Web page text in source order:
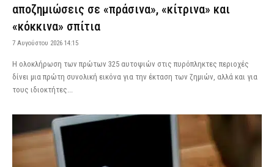
αποζημιώσεις σε «πράσινα», «κίτρινα» και
«κόκκινα» σπίτια
7 Αυγούστου 2026 14:15
Η ολοκλήρωση των πρώτων 325 αυτοψιών στις πυρόπληκτες περιοχές
δίνει μια πρώτη συνολική εικόνα για την έκταση των ζημιών, αλλά και για
τους ιδιοκτήτες...